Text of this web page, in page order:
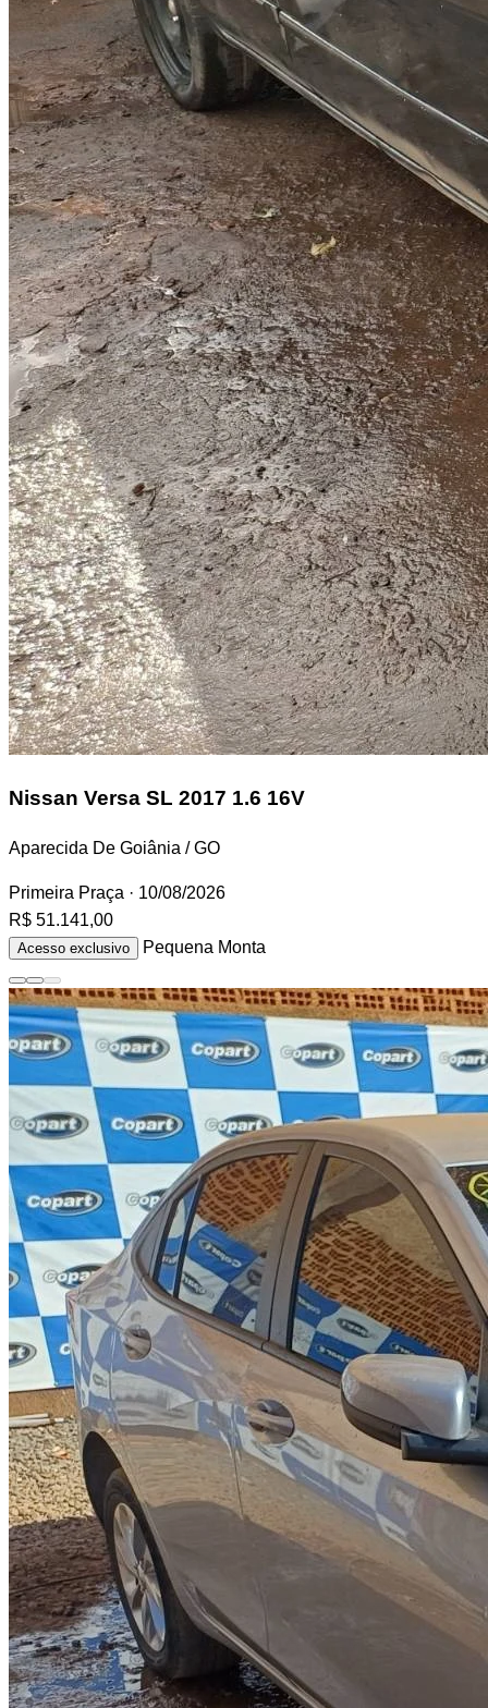
Nissan Versa SL 2017 1.6 16V
Aparecida De Goiânia / GO
Primeira Praça · 10/08/2026
R$ 51.141,00
Acesso exclusivo Pequena Monta